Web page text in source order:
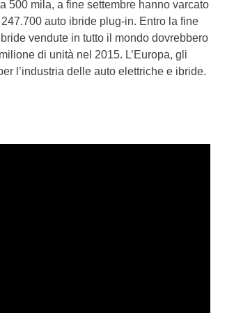
500 mila, a fine settembre hanno varcato
auto ibride plug-in. Entro la fine
vendute in tutto il mondo dovrebbero
di unità nel 2015. L’Europa, gli
l’industria delle auto elettriche e ibride.